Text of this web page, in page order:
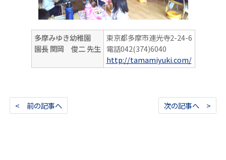
多摩みゆき幼稚園
園長 関岡 俊二 先生
東京都多摩市連光寺2-24-6
電話042(374)6040
http://tamamiyuki.com/
< 前の記事へ 次の記事へ >